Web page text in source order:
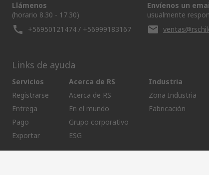
Llámenos
(horario 8.30 - 17.30)
+56950121474 / +56999183167
Envíenos un
usualmente
Links de ayuda
Servicios
Registrarse
Entrega
Pago
Exportar
Acerca de RS
Acerca de RS
En el mundo
Grupo corporativo
ESG
Industria
Zona Industria
Fabricación